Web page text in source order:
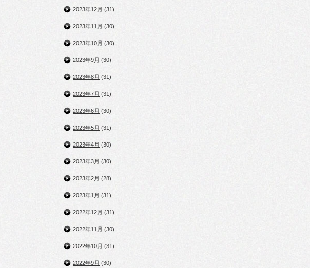
2023年12月 (31)
2023年11月 (30)
2023年10月 (30)
2023年9月 (30)
2023年8月 (31)
2023年7月 (31)
2023年6月 (30)
2023年5月 (31)
2023年4月 (30)
2023年3月 (30)
2023年2月 (28)
2023年1月 (31)
2022年12月 (31)
2022年11月 (30)
2022年10月 (31)
2022年9月 (30)